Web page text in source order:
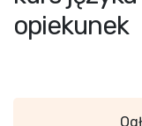
opiekunek